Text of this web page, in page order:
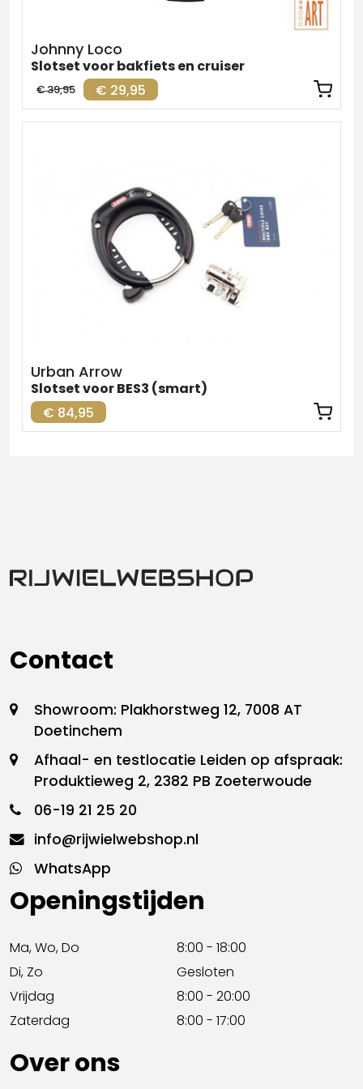
Johnny Loco
Slotset voor bakfiets en cruiser
€ 29,95
€ 39,95
Urban Arrow
Slotset voor BES3 (smart)
€ 84,95
Contact
Showroom: Plakhorstweg 12, 7008 AT
Doetinchem
Afhaal- en testlocatie Leiden op afspraak:
Produktieweg 2, 2382 PB Zoeterwoude
06-19 21 25 20
info@rijwielwebshop.nl
WhatsApp
Openingstijden
Ma, Wo, Do
8:00 - 18:00
Di, Zo
Gesloten
Vrijdag
8:00 - 20:00
Zaterdag
8:00 - 17:00
Over ons